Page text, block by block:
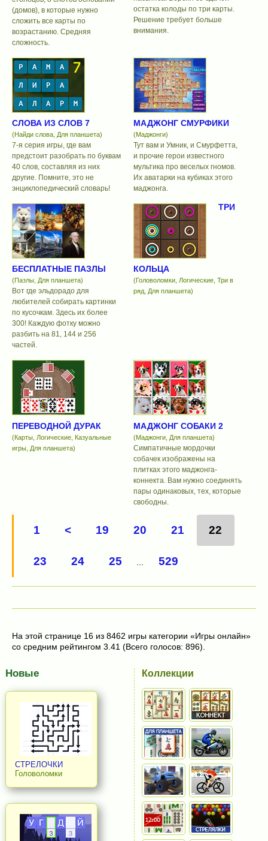
(домов), в которые нужно
сложить все карты по
возрастанию. Средняя
сложность.
остатка колоды по три карты.
Решение требует больше
внимания.
СЛОВА ИЗ СЛОВ 7
(Найди слова, Для планшета)
7-я серия игры, где вам
предстоит разобрать по буквам
40 слов, составляя из них
другие. Помните, это не
энциклопедический словарь!
МАДЖОНГ СМУРФИКИ
(Маджонги)
Тут вам и Умник, и Смурфетта,
и прочие герои известного
мультика про веселых гномов.
Их аватарки на кубиках этого
маджонга.
БЕСПЛАТНЫЕ ПАЗЛЫ
(Пазлы, Для планшета)
Вот где эльдорадо для
любителей собирать картинки
по кусочкам. Здесь их более
300! Каждую фотку можно
разбить на 81, 144 и 256
частей.
ТРИ
КОЛЬЦА
(Головоломки, Логические, Три в
ряд, Для планшета)
ПЕРЕВОДНОЙ ДУРАК
(Карты, Логические, Казуальные
игры, Для планшета)
МАДЖОНГ СОБАКИ 2
(Маджонги, Для планшета)
Симпатичные мордочки
собачек изображены на
плитках этого маджонга-
коннекта. Вам нужно соединять
пары одинаковых, тех, которые
свободны.
1 < 19 20 21 22
23 24 25 529
На этой странице 16 из 8462 игры категории «Игры онлайн»
со средним рейтингом 3.41 (Всего голосов: 896).
Новые
СТРЕЛОЧКИ
Головоломки
Коллекции